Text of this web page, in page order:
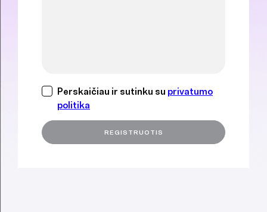
Perskaičiau ir sutinku su privatumo
politika